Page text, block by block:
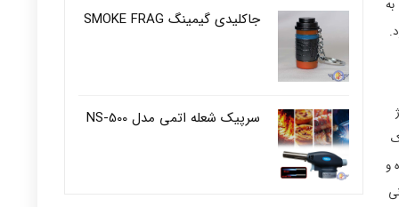
و
جاکلیدی گیمینگ SMOKE FRAG
سرپیک شعله اتمی مدل NS-500